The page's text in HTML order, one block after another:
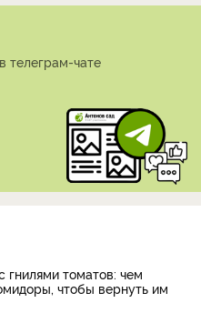
телеграм-чате
гнилями томатов: чем
чтобы вернуть им